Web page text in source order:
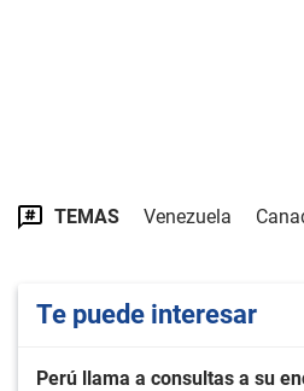
TEMAS Venezuela
Te puede interesar
Perú llama a consultas a su